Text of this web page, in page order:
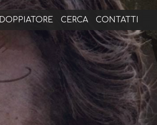
DOPPIATORE CERCA CONTATTI